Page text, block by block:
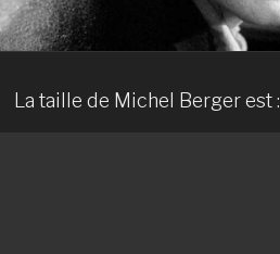
La taille de Michel Berger est :